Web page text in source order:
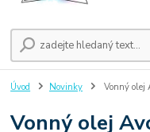
Úvod Novinky Vonný olej
Vonný olej